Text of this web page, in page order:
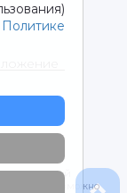
Политике
с доставкой
возможно